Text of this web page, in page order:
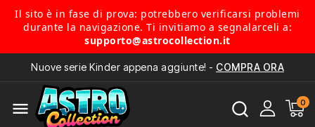
Il sito è in fase di prova: potrebbero verificarsi problemi
durante la navigazione. Ti invitiamo a segnalarceli a:
supporto@astrocollection.it
Nuove serie Kinder appena aggiunte! - COMPRA ORA
menu